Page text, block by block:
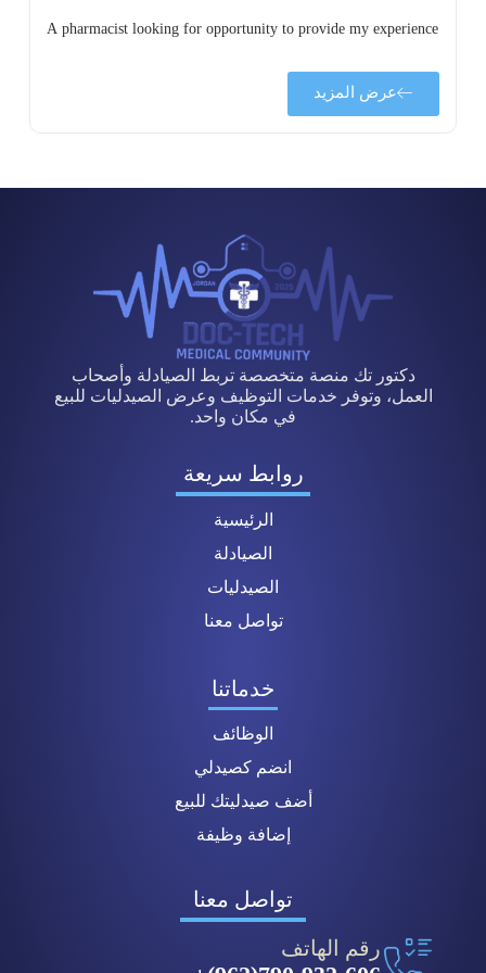
A pharmacist looking for opportunity to provide my experience
عرض المزيد
دكتور تك منصة متخصصة تربط الصيادلة وأصحاب
العمل، وتوفر خدمات التوظيف وعرض الصيدليات للبيع
في مكان واحد.
روابط سريعة
الرئيسية
الصيادلة
الصيدليات
تواصل معنا
خدماتنا
الوظائف
انضم كصيدلي
أضف صيدليتك للبيع
إضافة وظيفة
تواصل معنا
رقم الهاتف